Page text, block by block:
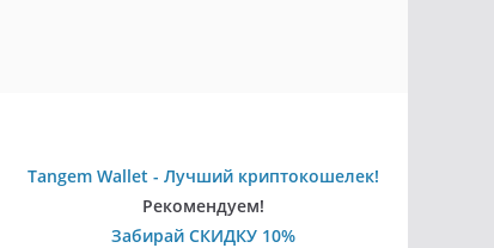
Tangem Wallet - Лучший криптокошелек!
Рекомендуем!
Забирай СКИДКУ 10%